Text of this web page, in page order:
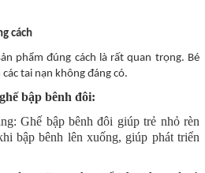
cách
phẩm đúng cách là rất quan trọng. Bé
tai nạn không đáng có.
bập bênh đôi:
Ghế bập bênh đôi giúp trẻ nhỏ rèn
bập bênh lên xuống, giúp phát triển